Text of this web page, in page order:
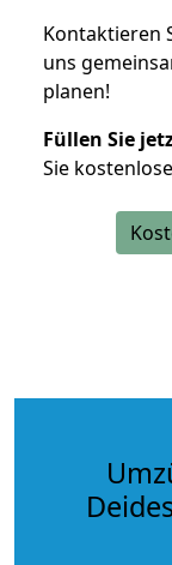
Kontaktieren
uns
planen!
Füllen Sie
Sie